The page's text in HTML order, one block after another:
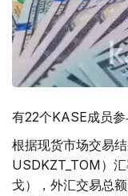
有22个KASE成员参
根据现货市场交易
USDKZT_TOM）
戈），外汇交易总